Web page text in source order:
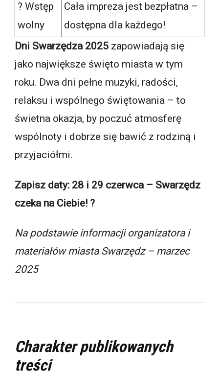
? Wstęp
wolny
Cała impreza jest bezpłatna –
dostępna dla każdego!
Dni Swarzędza 2025 zapowiadają się
jako największe święto miasta w tym
roku. Dwa dni pełne muzyki, radości,
relaksu i wspólnego świętowania – to
świetna okazja, by poczuć atmosferę
wspólnoty i dobrze się bawić z rodziną i
przyjaciółmi.
Zapisz daty: 28 i 29 czerwca – Swarzędz
czeka na Ciebie! ?
Na podstawie informacji organizatora i
materiałów miasta Swarzędz – marzec
2025
Charakter publikowanych
treści